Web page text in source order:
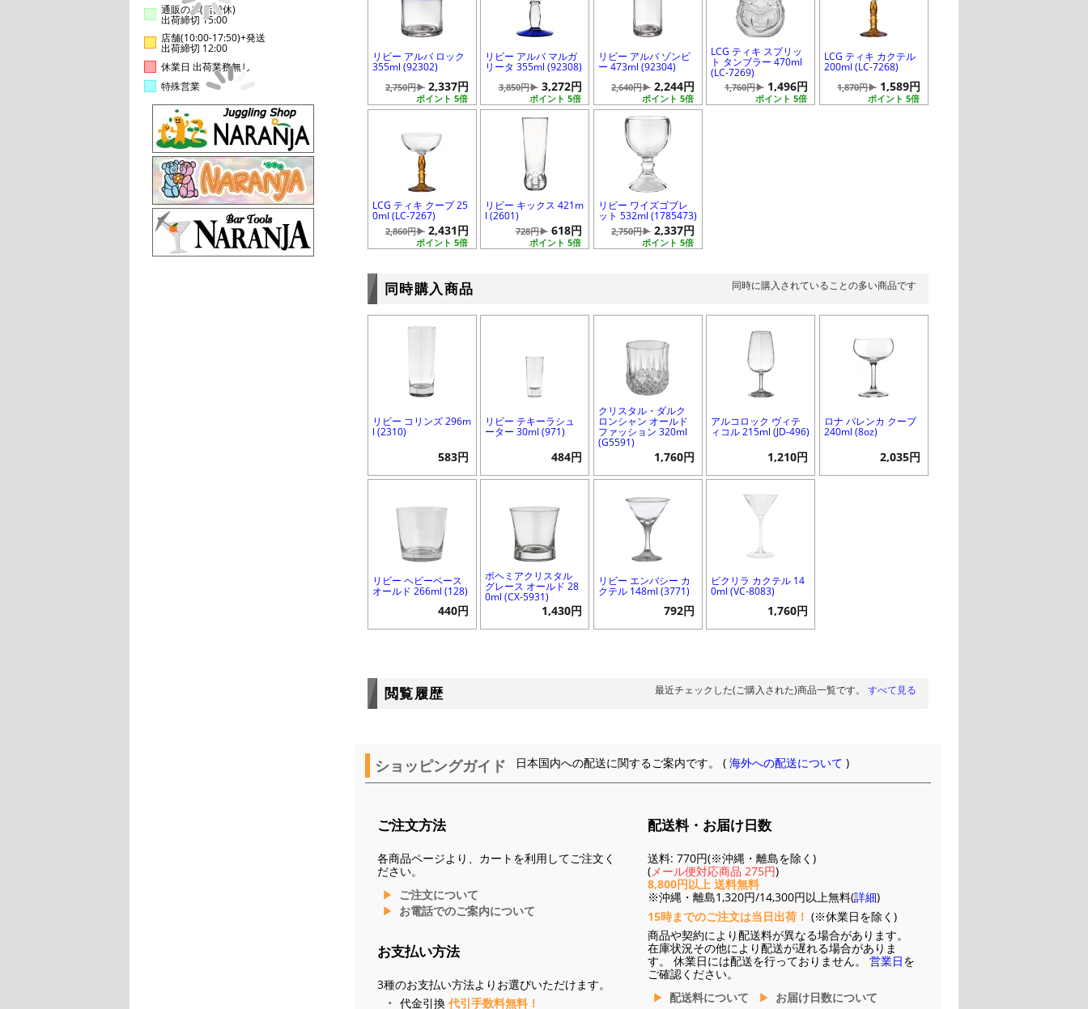
通販のみ(店舗休)
出荷締切 15:00
店舗(10:00-17:50)+発送
出荷締切 12:00
休業日 出荷業務無し
特殊営業
リビー アルバ ロック
355ml (92302)
ポイント 5倍
2,750円▶ 2,337円
リビー アルバ マルガ
リータ 355ml (92308)
ポイント 5倍
3,850円▶ 3,272円
リビー アルバ ゾンビ
ー 473ml (92304)
ポイント 5倍
2,640円▶ 2,244円
LCG ティキ スプリッ
ト タンブラー 470ml
(LC-7269)
ポイント 5倍
1,760円▶ 1,496円
LCG ティキ カクテル
200ml (LC-7268)
ポイント 5倍
1,870円▶ 1,589円
LCG ティキ クープ 25
0ml (LC-7267)
ポイント 5倍
2,860円▶ 2,431円
リビー キックス 421m
l (2601)
ポイント 5倍
728円▶ 618円
リビー ワイズゴブレ
ット 532ml (1785473)
ポイント 5倍
2,750円▶ 2,337円
同時購入商品 同時に購入されていることの多い商品です
リビー コリンズ 296m
l (2310)
583円
リビー テキーラシュ
ーター 30ml (971)
484円
クリスタル・ダルク
ロンシャン オールド
ファッション 320ml
(G5591)
1,760円
アルコロック ヴィテ
ィコル 215ml (JD-496)
1,210円
ロナ パレンカ クープ
240ml (8oz)
2,035円
リビー ヘビーベース
オールド 266ml (128)
440円
ボヘミアクリスタル
グレース オールド 28
0ml (CX-5931)
1,430円
リビー エンバシー カ
クテル 148ml (3771)
792円
ビクリラ カクテル 14
0ml (VC-8083)
1,760円
閲覧履歴 最近チェックした(ご購入された)商品一覧です。 すべて見る
ショッピングガイド 日本国内への配送に関するご案内です。 (海外への配送について )
ご注文方法
各商品ページより、カートを利用してご注文く
ださい。
ご注文について
お電話でのご案内について
お支払い方法
3種のお支払い方法よりお選びいただけます。
代金引換 代引手数料無料！
配送料・お届け日数
送料: 770円(※沖縄・離島を除く)
(メール便対応商品 275円)
8,800円以上 送料無料
※沖縄・離島1,320円/14,300円以上無料(詳細)
15時までのご注文は当日出荷！ (※休業日を除く)
商品や契約により配送料が異なる場合があります。
在庫状況その他により配送が遅れる場合がありま
す。 休業日には配送を行っておりません。 営業日を
ご確認ください。
配送料について
お届け日数について